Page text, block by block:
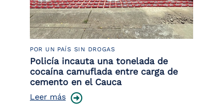
POR UN PAÍS SIN DROGAS
Policía incauta una tonelada de
cocaína camuflada entre carga de
cemento en el Cauca
Leer más